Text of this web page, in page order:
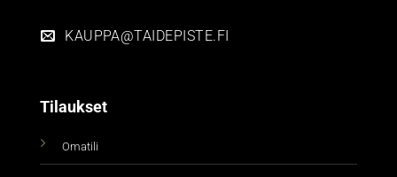
KAUPPA@TAIDEPISTE.FI
Tilaukset
Omatili